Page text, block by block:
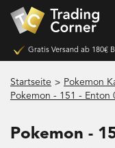
Gratis Versand ab 180€
Startseite > Pokemon
Pokemon - 151 - Enton
Pokemon -